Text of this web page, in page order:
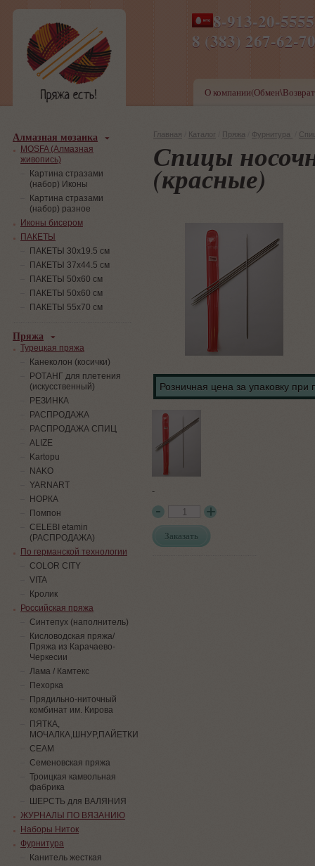
8-913-20-
8 (383) 267-
ПН-ПТ 8-17,СБ-ВС 9-
О
Главная Каталог Пряжа Фурнитура
Спицы
(красные)
Розничная цена за упаковку при
-
Заказать
Алмазная мозаика
MOSFA (Алмазная
живопись)
Картина стразами
(набор) Иконы
Картина стразами
(набор) разное
Иконы бисером
ПАКЕТЫ
ПАКЕТЫ 30х19.5 см
ПАКЕТЫ 37х44.5 см
ПАКЕТЫ 50х60 см
ПАКЕТЫ 50х60 см
ПАКЕТЫ 55х70 см
Пряжа
Турецкая пряжа
Канеколон (косички)
РОТАНГ для плетения
(искусственный)
PЕЗИНКА
РАСПРОДАЖА
РАСПРОДАЖА СПИЦ
ALIZE
Kartopu
NAKO
YARNART
НОРКА
Помпон
СELEBI etamin
(РАСПРОДАЖА)
По германской технологии
COLOR CITY
VITA
Кролик
Российская пряжа
Синтепух (наполнитель)
Кисловодская пряжа/
Пряжа из Карачаево-
Черкесии
Лама / Камтекс
Пехорка
Прядильно-ниточный
комбинат им. Кирова
ПЯТКА,
МОЧАЛКА,ШНУР,ПАЙЕТКИ
СЕАМ
Семеновская пряжа
Троицкая камвольная
фабрика
ШЕРСТЬ для ВАЛЯНИЯ
ЖУРНАЛЫ ПО ВЯЗАНИЮ
Наборы Ниток
Фурнитура
Канитель жесткая